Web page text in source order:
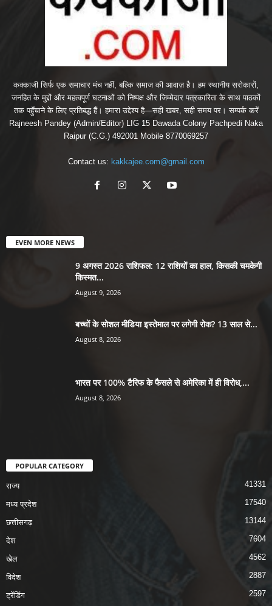
कक्काजी सिर्फ एक समाचार मंच नहीं, बल्कि समाज की आवाज़ है। हम स्थानीय सरोकारों,
जनहित के मुद्दों और महत्वपूर्ण घटनाओं को निष्पक्ष और जिम्मेदार पत्रकारिता के साथ पाठकों
तक पहुँचाने के लिए प्रतिबद्ध हैं। हमारा उद्देश्य है—सही खबर, सही समय पर। सम्पर्क करें
Rajneesh Pandey (Admin/Editor) LIG 15 Dawada Colony Pachpedi Naka
Raipur (C.G.) 492001 Mobile 8770069257
Contact us: kakkajee.com@gmail.com
EVEN MORE NEWS
9 अगस्त 2026 राशिफल: 12 राशियों का हाल, किसकी चमकेगी
किस्मत...
August 9, 2026
बच्चों के सोशल मीडिया इस्तेमाल पर लगेगी रोक? 13 साल से...
August 8, 2026
भारत पर 100% टैरिफ के फैसले से अमेरिका में ही विरोध,...
August 8, 2026
POPULAR CATEGORY
राज्य 41331
मध्य प्रदेश 17540
छत्तीसगढ़ 13144
देश 7604
खेल 4562
विदेश 2887
ट्रेंडिंग 2597